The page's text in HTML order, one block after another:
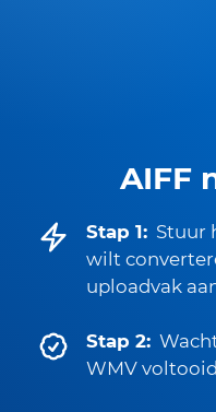
AIFF
Stap 1: Stuur
wilt
uploadvak
Stap 2:
WMV